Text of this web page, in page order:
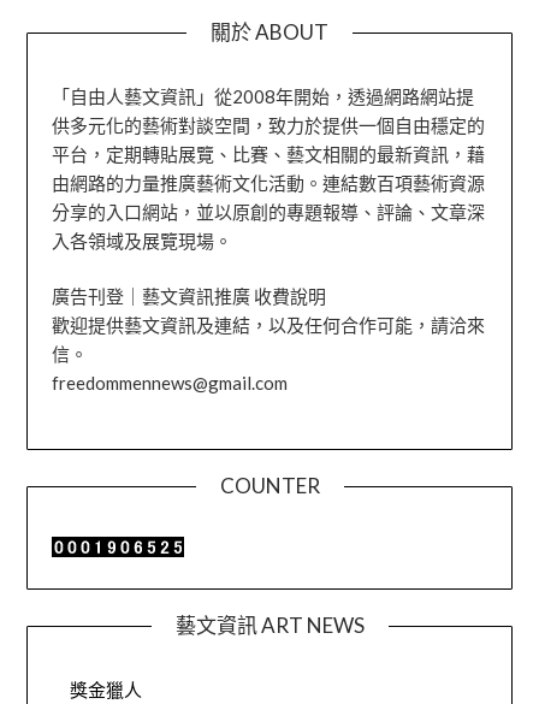
關於 ABOUT
「自由人藝文資訊」從2008年開始，透過網路網站提
供多元化的藝術對談空間，致力於提供一個自由穩定的
平台，定期轉貼展覽、比賽、藝文相關的最新資訊，藉
由網路的力量推廣藝術文化活動。連結數百項藝術資源
分享的入口網站，並以原創的專題報導、評論、文章深
入各領域及展覽現場。
廣告刊登｜藝文資訊推廣 收費說明
歡迎提供藝文資訊及連結，以及任何合作可能，請洽來
信。
freedommennews@gmail.com
COUNTER
藝文資訊 ART NEWS
獎金獵人